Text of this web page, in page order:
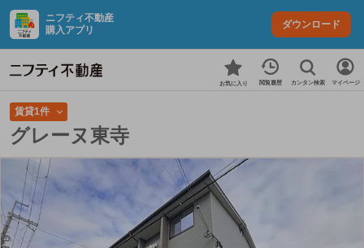
ニフティ不動産
購入アプリ
ダウンロード
お気に入り 閲覧履歴 カンタン検索 マイページ
賃貸1件
グレーヌ東寺